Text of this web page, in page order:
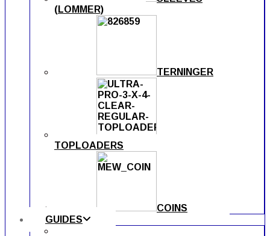
(LOMMER)
TERNINGER
TOPLOADERS
COINS
GUIDES